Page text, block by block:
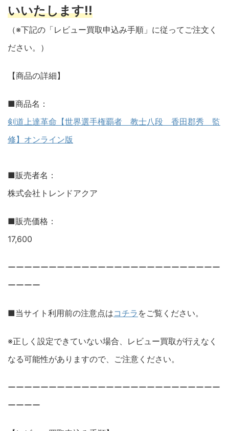
いいたします!!
（※下記の「レビュー買取申込み手順」に従ってご注文く
ださい。）
【商品の詳細】
■商品名：
剣道上達革命【世界選手権覇者 教士八段 香田郡秀 監
修】オンライン版
■販売者名：
株式会社トレンドアクア
■販売価格：
17,600
ーーーーーーーーーーーーーーーーーーーーーーーーーー
ーーーー
■当サイト利用前の注意点はコチラ をご覧ください。
※正しく設定できていない場合、レビュー買取が行えなく
なる可能性がありますので、ご注意ください。
ーーーーーーーーーーーーーーーーーーーーーーーーーー
ーーーー